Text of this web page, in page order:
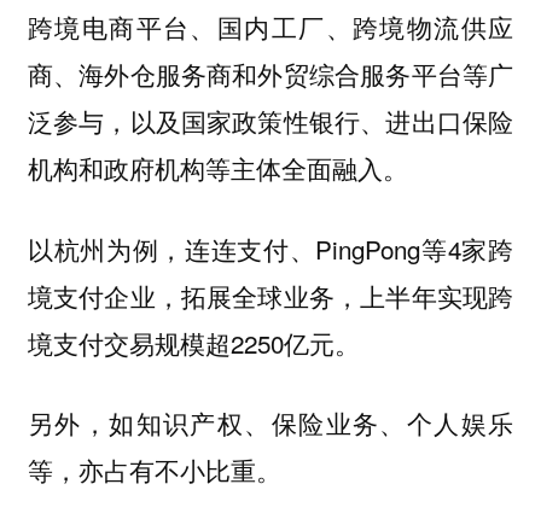
跨境电商平台、国内工厂、跨境物流供应
商、海外仓服务商和外贸综合服务平台等广
泛参与，以及国家政策性银行、进出口保险
机构和政府机构等主体全面融入。
以杭州为例，连连支付、PingPong等4家跨
境支付企业，拓展全球业务，上半年实现跨
境支付交易规模超2250亿元。
另外，如知识产权、保险业务、个人娱乐
等，亦占有不小比重。